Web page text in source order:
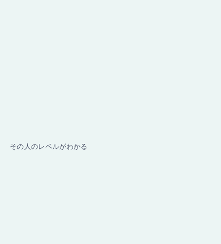
その人のレベルがわかる